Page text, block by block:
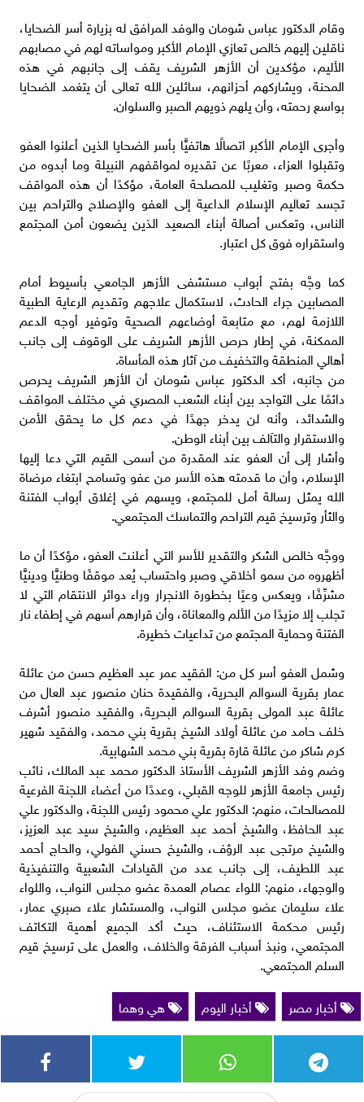
وقام الدكتور عباس شومان والوفد المرافق له بزيارة أسر الضحايا،
ناقلين إليهم خالص تعازي الإمام الأكبر ومواساته لهم في مصابهم
الأليم، مؤكدين أن الأزهر الشريف يقف إلى جانبهم في هذه
المحنة، ويشاركهم أحزانهم، سائلين الله تعالى أن يتغمد الضحايا
بواسع رحمته، وأن يلهم ذويهم الصبر والسلوان.
وأجرى الإمام الأكبر اتصالًا هاتفيًّا بأسر الضحايا الذين أعلنوا العفو
وتقبلوا العزاء، معربًا عن تقديره لمواقفهم النبيلة وما أبدوه من
حكمة وصبر وتغليب للمصلحة العامة، مؤكدًا أن هذه المواقف
تجسد تعاليم الإسلام الداعية إلى العفو والإصلاح والتراحم بين
الناس، وتعكس أصالة أبناء الصعيد الذين يضعون أمن المجتمع
واستقراره فوق كل اعتبار.
كما وجَّه بفتح أبواب مستشفى الأزهر الجامعي بأسيوط أمام
المصابين جراء الحادث، لاستكمال علاجهم وتقديم الرعاية الطبية
اللازمة لهم، مع متابعة أوضاعهم الصحية وتوفير أوجه الدعم
الممكنة، في إطار حرص الأزهر الشريف على الوقوف إلى جانب
أهالي المنطقة والتخفيف من آثار هذه المأساة.
من جانبه، أكد الدكتور عباس شومان أن الأزهر الشريف يحرص
دائمًا على التواجد بين أبناء الشعب المصري في مختلف المواقف
والشدائد، وأنه لن يدخر جهدًا في دعم كل ما يحقق الأمن
والاستقرار والتآلف بين أبناء الوطن.
وأشار إلى أن العفو عند المقدرة من أسمى القيم التي دعا إليها
الإسلام، وأن ما قدمته هذه الأسر من عفو وتسامح ابتغاء مرضاة
الله يمثل رسالة أمل للمجتمع، ويسهم في إغلاق أبواب الفتنة
والثأر وترسيخ قيم التراحم والتماسك المجتمعي.
ووجَّه خالص الشكر والتقدير للأسر التي أعلنت العفو، مؤكدًا أن ما
أظهروه من سمو أخلاقي وصبر واحتساب يُعد موقفًا وطنيًّا ودينيًّا
مشرِّفًا، ويعكس وعيًا بخطورة الانجرار وراء دوائر الانتقام التي لا
تجلب إلا مزيدًا من الألم والمعاناة، وأن قرارهم أسهم في إطفاء نار
الفتنة وحماية المجتمع من تداعيات خطيرة.
وشمل العفو أسر كل من: الفقيد عمر عبد العظيم حسن من عائلة
عمار بقرية السوالم البحرية، والفقيدة حنان منصور عبد العال من
عائلة عبد المولى بقرية السوالم البحرية، والفقيد منصور أشرف
خلف حامد من عائلة أولاد الشيخ بقرية بني محمد، والفقيد شهير
كرم شاكر من عائلة قارة بقرية بني محمد الشهابية.
وضم وفد الأزهر الشريف الأستاذ الدكتور محمد عبد المالك، نائب
رئيس جامعة الأزهر للوجه القبلي، وعددًا من أعضاء اللجنة الفرعية
للمصالحات، منهم: الدكتور علي محمود رئيس اللجنة، والدكتور علي
عبد الحافظ، والشيخ أحمد عبد العظيم، والشيخ سيد عبد العزيز،
والشيخ مرتجى عبد الرؤف، والشيخ حسني الفولي، والحاج أحمد
عبد اللطيف، إلى جانب عدد من القيادات الشعبية والتنفيذية
والوجهاء، منهم: اللواء عصام العمدة عضو مجلس النواب، واللواء
علاء سليمان عضو مجلس النواب، والمستشار علاء صبري عمار،
رئيس محكمة الاستئناف، حيث أكد الجميع أهمية التكاتف
المجتمعي، ونبذ أسباب الفرقة والخلاف، والعمل على ترسيخ قيم
السلم المجتمعي.
أخبار مصر
أخبار اليوم هي وهما